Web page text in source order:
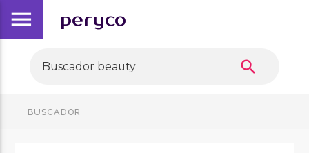
menu peryco
search
BUSCADOR